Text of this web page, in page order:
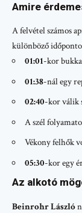
Amire
A felvétel számos
különböző
01:01-kor
01:38-nál egy
02:40-kor válik
A szél
Vékony felhők
05:30-kor egy
Az alkotó
Beinrohr László